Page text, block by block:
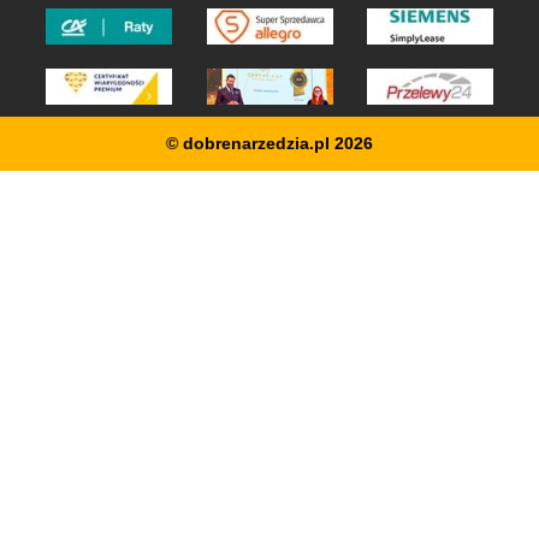
© dobrenarzedzia.pl 2026